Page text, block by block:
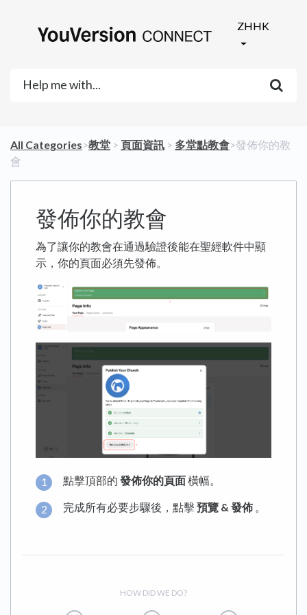
ZHHK
All Categories​>​​教堂 ​ > ​ ​頁面資訊 ​ > ​ ​多堂點教會​>​ 發佈你的教
會
發佈你的教會
為了讓你的教會在通過驗證後能在聖經軟件中顯
示，你的頁面必須先發佈。
點擊頂部的 發佈你的頁面橫幅。
完成所有必要步驟後，點擊 預覽 & 發佈。
HOW DID WE DO?